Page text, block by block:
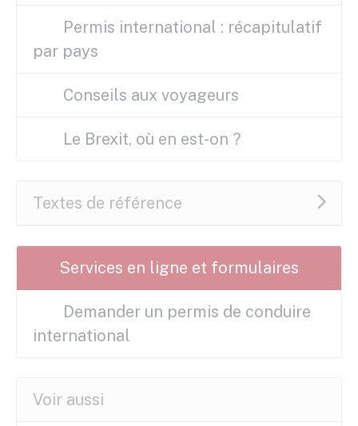
Permis international : récapitulatif
par pays
Conseils aux voyageurs
Le Brexit, où en est-on ?
Textes de référence
Services en ligne et formulaires
Demander un permis de conduire
international
Voir aussi